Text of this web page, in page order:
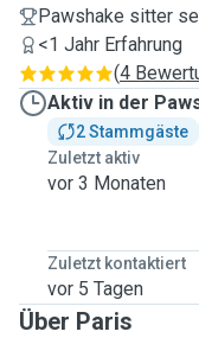
Pawshake sitter
<1 Jahr Erfahrung
(4
Aktiv in der
2 Stammgäste
Zuletzt aktiv
vor 3 Monaten
Zuletzt kontaktiert
vor 5 Tagen
Über Paris